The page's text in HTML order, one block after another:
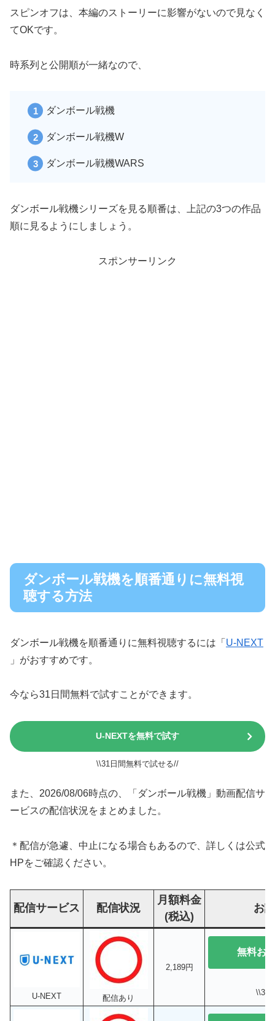
スピンオフは、本編のストーリーに影響がないので見なく
てOKです。
時系列と公開順が一緒なので、
ダンボール戦機
ダンボール戦機W
ダンボール戦機WARS
ダンボール戦機シリーズを見る順番は、上記の3つの作品
順に見るようにしましょう。
スポンサーリンク
ダンボール戦機を順番通りに無料視
聴する方法
ダンボール戦機を順番通りに無料視聴するには「 U-NEXT
」がおすすめです。
今なら31日間無料で試すことができます。
U-NEXTを無料で試す
\\31日間無料で試せる//
また、2026/08/06時点の、「ダンボール戦機」動画配信サ
ービスの配信状況をまとめました。
＊配信が急遽、中止になる場合もあるので、詳しくは公式
HPをご確認ください。
配信サービス 配信状況
月額料金
(税込)
お
U-NEXT 配信あり
2,189円
無料お
\\31